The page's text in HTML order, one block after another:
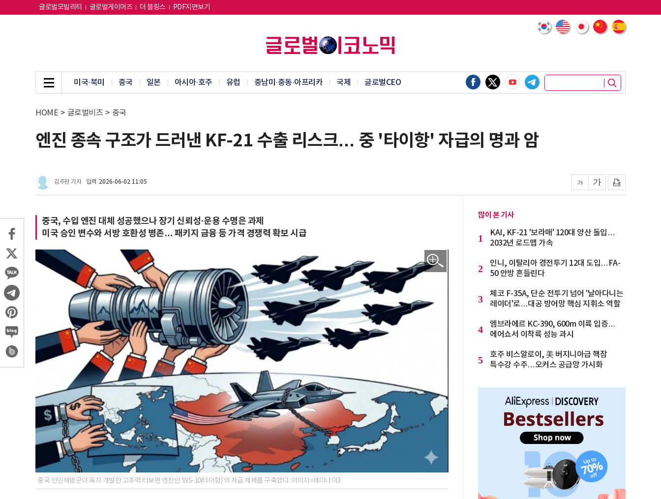
글로벌모빌리티 글로벌게이머즈 더 블링스 PDF지면보기
미국·북미 중국 일본 아시아·호주 유럽 중남미·중동·아프리카 국제 글로벌CEO
HOME > 글로벌비즈 > 중국
엔진 종속 구조가 드러낸 KF-21 수출 리스크… 중 '타이항' 자급의 명과 암
김주원 기자 입력 2026-06-02 11:05
중국, 수입 엔진 대체 성공했으나 장기 신뢰성·운용 수명은 과제
미국 승인 변수와 서방 호환성 병존… 패키지 금융 등 가격 경쟁력 확보 시급
중국 인민해방군이 독자 개발한 고추력 터보팬 엔진인 'WS-10(타이항)'의 자급 체제를 구축했다. 이미지=제미나이3
많이 본 기사
1
KAI, KF-21 '보라매' 120대 양산 돌입…
2032년 로드맵 가속
2
인니, 이탈리아 경전투기 12대 도입…FA-
50 안방 흔들린다
3
체코 F-35A, 단순 전투기 넘어 '날아다니는
레이더'로…대공 방어망 핵심 지휘소 역할
4
엠브라에르 KC-390, 600m 이륙 입증…
에어쇼서 이착륙 성능 과시
5
호주 비스알로이, 美 버지니아급 핵잠
특수강 수주…오커스 공급망 가시화